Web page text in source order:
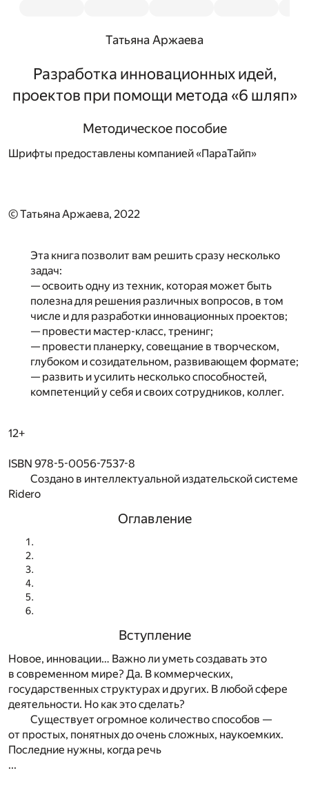
Татьяна Аржаева
Разработка инновационных идей,
проектов при помощи метода «6 шляп»
Методическое пособие
Шрифты предоставлены компанией «ПараТайп»
© Татьяна Аржаева, 2022
Эта книга позволит вам решить сразу несколько
задач:
— освоить одну из техник, которая может быть
полезна для решения различных вопросов, в том
числе и для разработки инновационных проектов;
— провести мастер-класс, тренинг;
— провести планерку, совещание в творческом,
глубоком и созидательном, развивающем формате;
— развить и усилить несколько способностей,
компетенций у себя и своих сотрудников, коллег.
12+
ISBN 978-5-0056-7537-8
Создано в интеллектуальной издательской системе
Ridero
Оглавление
Вступление
Новое, инновации… Важно ли уметь создавать это
в современном мире? Да. В коммерческих,
государственных структурах и других. В любой сфере
деятельности. Но как это сделать?
Существует огромное количество способов —
от простых, понятных до очень сложных, наукоемких.
Последние нужны, когда речь
...